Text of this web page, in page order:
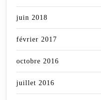
juin 2018
février 2017
octobre 2016
juillet 2016